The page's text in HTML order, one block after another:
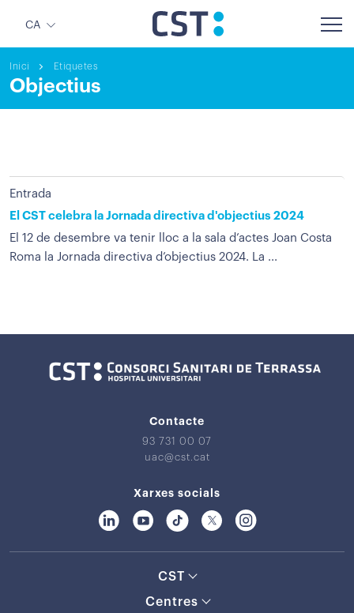
CA
Inici Etiquetes
Objectius
Entrada
El CST celebra la Jornada directiva d'objectius 2024
El 12 de desembre va tenir lloc a la sala d’actes Joan Costa
Roma la Jornada directiva d’objectius 2024. La ...
Contacte
93 731 00 07
uac@cst.cat
Xarxes socials
CST
Centres